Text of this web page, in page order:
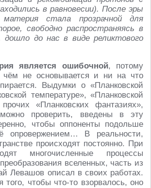
в равновесии). После эры
материя стала прозрачной для
свободно распространяясь в
дошло до нас в виде реликтового
является ошибочной, потому
не основывается и ни на что
Выдумки о «Планковской
температуре», «Планковской
«Планковских фантазиях»,
проверить, введены в эту
чтобы оппоненты подольше
опровержением… В реальности,
происходят постоянно. При
многочисленные процессы
вселенных, часть из
Левашов описал в своих работах.
того, чтобы что-то взорвалось, оно